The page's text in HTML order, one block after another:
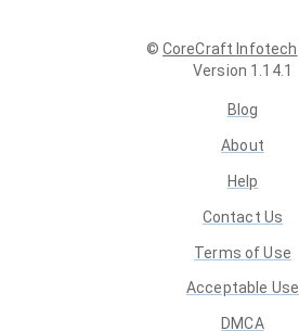
© CoreCraft Infotech
Version 1.14.1
Blog
About
Help
Contact Us
Terms of Use
Acceptable Use
DMCA